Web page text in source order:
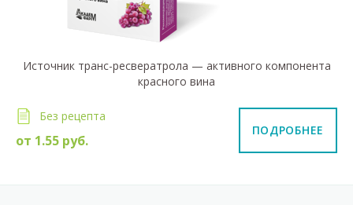
Источник транс-ресвератрола — активного компонента
красного вина
Без рецепта
от 1.55 руб.
ПОДРОБНЕЕ